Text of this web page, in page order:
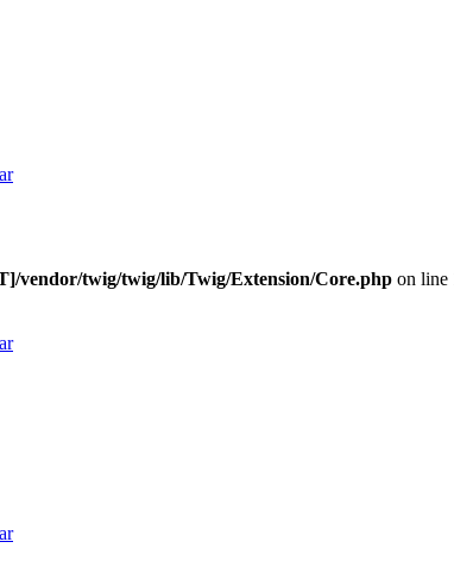
vendor/twig/twig/lib/Twig/Extension/Core.php on line